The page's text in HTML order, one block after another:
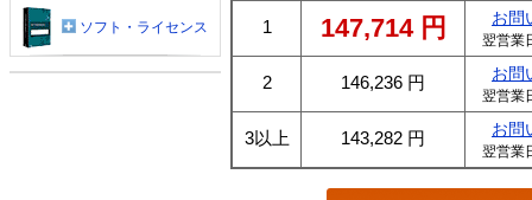
1 147,714 円 お問
翌営業
2 146,236 円 お問
翌営業
3以上 143,282 円 お問
翌営業
ソフト・ライセンス